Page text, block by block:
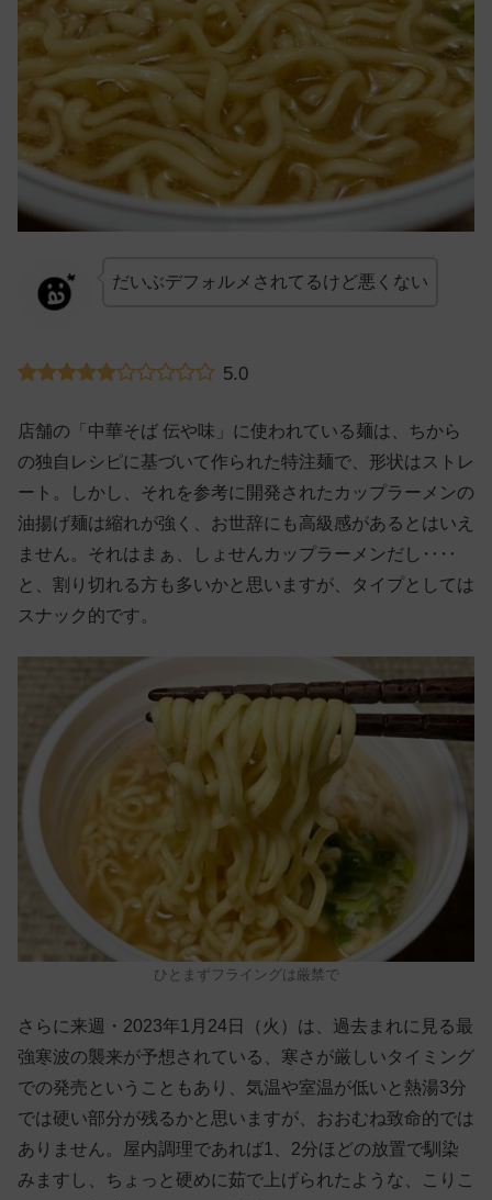
だいぶデフォルメされてるけど悪くない
5.0
店舗の「中華そば 伝や味」に使われている麺は、ちから
の独自レシピに基づいて作られた特注麺で、形状はストレ
ート。しかし、それを参考に開発されたカップラーメンの
油揚げ麺は縮れが強く、お世辞にも高級感があるとはいえ
ません。それはまぁ、しょせんカップラーメンだし‥‥
と、割り切れる方も多いかと思いますが、タイプとしては
スナック的です。
ひとまずフライングは厳禁で
さらに来週・2023年1月24日（火）は、過去まれに見る最
強寒波の襲来が予想されている、寒さが厳しいタイミング
での発売ということもあり、気温や室温が低いと熱湯3分
では硬い部分が残るかと思いますが、おおむね致命的では
ありません。屋内調理であれば1、2分ほどの放置で馴染
みますし、ちょっと硬めに茹で上げられたような、こりこ